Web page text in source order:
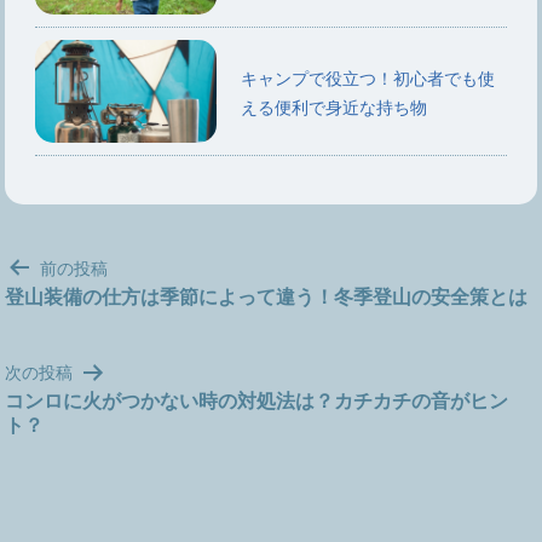
キャンプで役立つ！初心者でも使
える便利で身近な持ち物
投
稿
ゲ
ー
シ
前の投稿
登山装備の仕方は季節によって違う！冬季登山の安全策とは
次の投稿
コンロに火がつかない時の対処法は？カチカチの音がヒン
ト？